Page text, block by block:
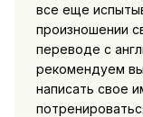
все еще
произношении
переводе с
рекомендуем
написать свое